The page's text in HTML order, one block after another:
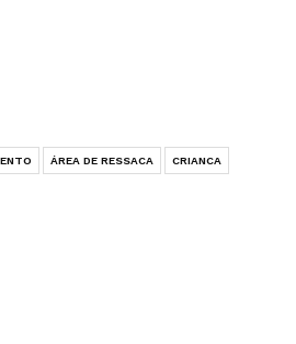
ÁREA DE RESSACA CRIANCA